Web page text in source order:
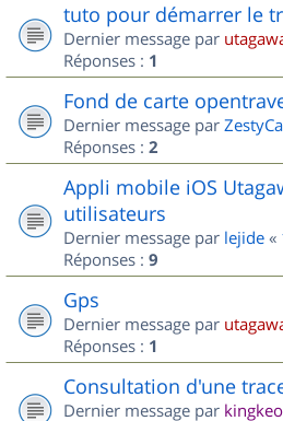
tuto pour démarrer le
Dernier message par
Réponses : 1
Fond de carte
Dernier message par
Réponses : 2
Appli mobile iOS
utilisateurs
Dernier message par lejide «
Réponses : 9
Gps
Dernier message par
Réponses : 1
Consultation d'une
Dernier message par